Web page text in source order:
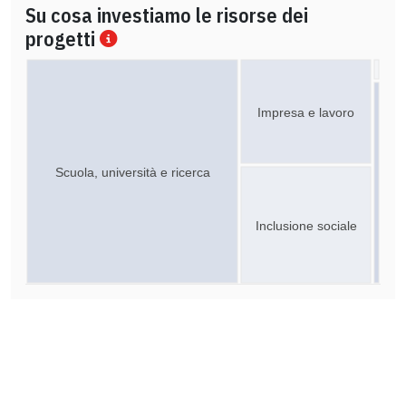
Su cosa investiamo le risorse dei
progetti
Scuola, università e ricerca
Impresa e lavoro
Inclusione sociale